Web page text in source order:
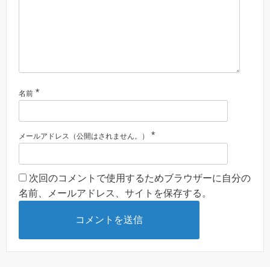
名前 *
メールアドレス（公開はされません。） *
次回のコメントで使用するためブラウザーに自分の
名前、メールアドレス、サイトを保存する。